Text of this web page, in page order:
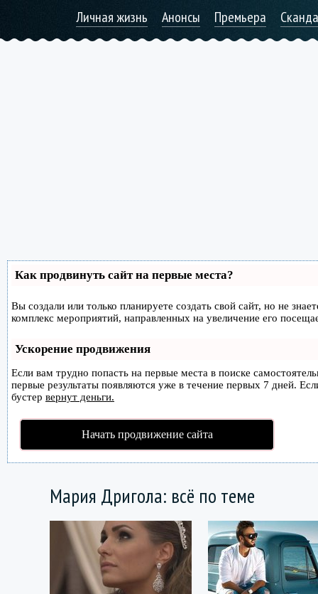
Личная жизнь Анонсы Премьера
Как продвинуть сайт на первые места?
Вы создали или только планируете создать свой сайт, но не
комплекс мероприятий, направленных на увеличение его
Ускорение продвижения
Если вам трудно попасть на первые места в поиске
первые результаты появляются уже в течение первых 7 дней.
бустер вернут деньги.
Начать продвижение сайта
Мария Дригола: всё по теме